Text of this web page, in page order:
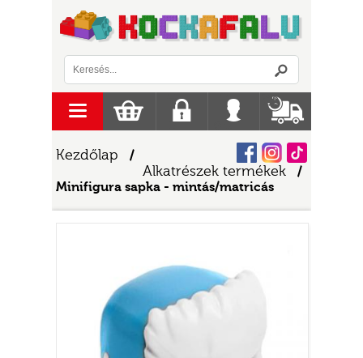
Kezdőlap /
Alkatrészek termékek
/
Minifigura sapka - mintás/matricás